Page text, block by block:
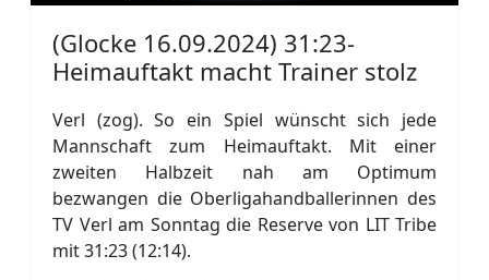
(Glocke 16.09.2024) 31:23-
Heimauftakt macht Trainer stolz
Verl (zog). So ein Spiel wünscht sich jede
Mannschaft zum Heimauftakt. Mit einer
zweiten Halbzeit nah am Optimum
bezwangen die Oberligahandballerinnen des
TV Verl am Sonntag die Reserve von LIT Tribe
mit 31:23 (12:14).